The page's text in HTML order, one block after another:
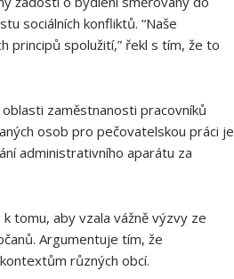
sociálních konfliktů. “Naše
principů spolužití,” řekl⁣ s tím, že to
‌zaměstnanosti pracovníků
osob ‍pro pečovatelskou práci ‌je
administrativního aparátu za
tomu, aby vzala vážně výzvy ze
Argumentuje tím, že
různých obcí.